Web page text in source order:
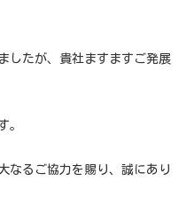
したが、貴社ますますご発展
。
なるご協力を賜り、誠にあり